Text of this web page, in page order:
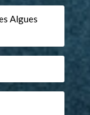
Algues